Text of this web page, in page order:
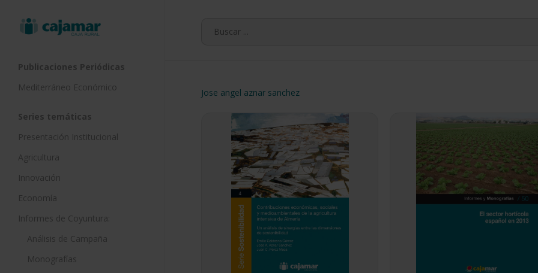
Publicaciones Periódicas
Mediterráneo Económico
Series temáticas
Presentación Institucional
Agricultura
Innovación
Economía
Informes de Coyuntura:
Análisis de Campaña
Monografías
Jose angel aznar sanchez